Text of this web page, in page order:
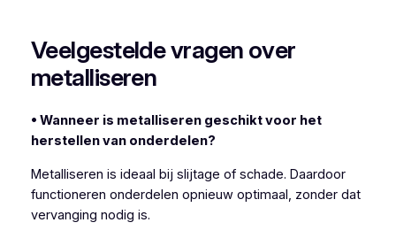
Veelgestelde vragen over
metalliseren
• Wanneer is metalliseren geschikt voor het
herstellen van onderdelen?
Metalliseren is ideaal bij slijtage of schade. Daardoor
functioneren onderdelen opnieuw optimaal, zonder dat
vervanging nodig is.